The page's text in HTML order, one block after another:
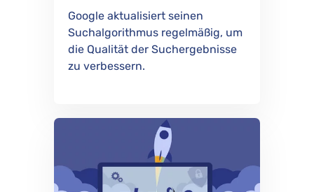
Google aktualisiert seinen
Suchalgorithmus regelmäßig, um
die Qualität der Suchergebnisse
zu verbessern.